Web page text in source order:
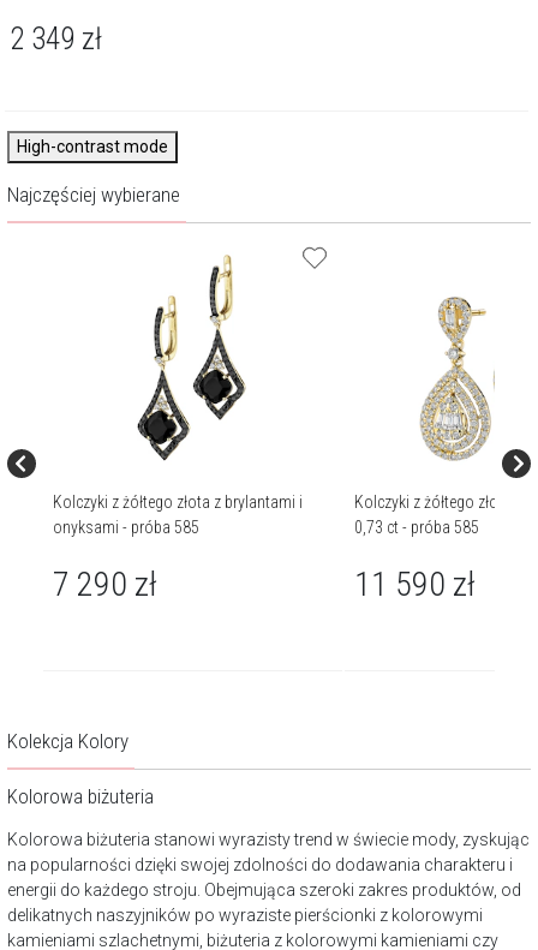
2 349 zł
High-contrast mode
Najczęściej wybierane
Kolczyki z żółtego złota z brylantami i
onyksami - próba 585
7 290 zł
Kolczyki z żółtego złota z
0,73 ct - próba 585
11 590 zł
Kolekcja Kolory
Kolorowa biżuteria
Kolorowa biżuteria stanowi wyrazisty trend w świecie mody, zyskując
na popularności dzięki swojej zdolności do dodawania charakteru i
energii do każdego stroju. Obejmująca szeroki zakres produktów, od
delikatnych naszyjników po wyraziste pierścionki z kolorowymi
kamieniami szlachetnymi, biżuteria z kolorowymi kamieniami czy